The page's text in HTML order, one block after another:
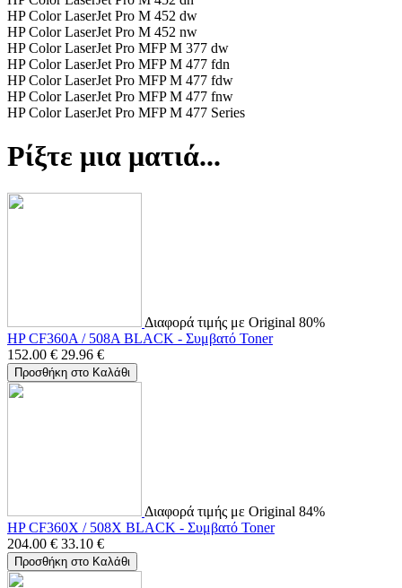
HP Color LaserJet Pro M 452 dw
HP Color LaserJet Pro M 452 nw
HP Color LaserJet Pro MFP M 377 dw
HP Color LaserJet Pro MFP M 477 fdn
HP Color LaserJet Pro MFP M 477 fdw
HP Color LaserJet Pro MFP M 477 fnw
HP Color LaserJet Pro MFP M 477 Series
Ρίξτε μια ματιά...
Διαφορά τιμής με Original 80%
HP CF360A / 508A BLACK - Συμβατό Toner
152.00 € 29.96 €
Προσθήκη στο Καλάθι
Διαφορά τιμής με Original 84%
HP CF360X / 508X BLACK - Συμβατό Toner
204.00 € 33.10 €
Προσθήκη στο Καλάθι